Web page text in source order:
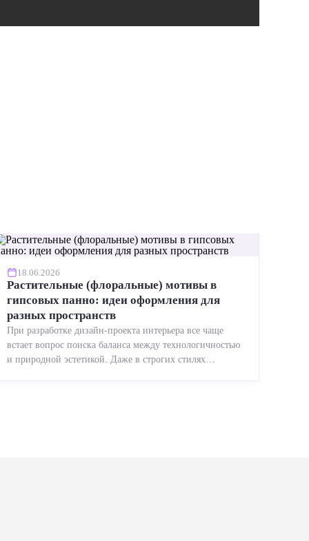
18.06.2026
Растительные (флоральные) мотивы в
гипсовых панно: идеи оформления для
разных пространств
При разработке дизайн-проекта интерьера все чаще
встает вопрос поиска баланса между технологичностью
и природной эстетикой. Даже в строгих стилях